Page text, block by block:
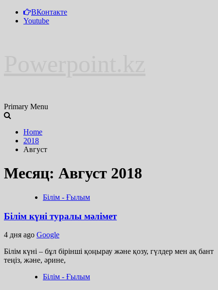
ВКонтакте
Youtube
Primary Menu
Home
2018
Август
Месяц: Август 2018
Білім - Ғылым
Білім күні туралы мәлімет
4 дня ago Google
Білім күні – бұл бірінші қоңырау және қозу, гүлдер мен ақ бант
теңіз, және, әрине,
Білім - Ғылым